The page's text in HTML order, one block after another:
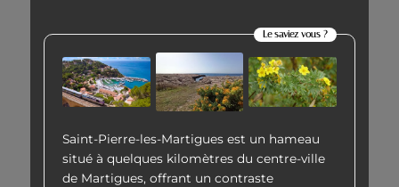
Le saviez vous ?
Saint-Pierre-les-Martigues est un hameau
situé à quelques kilomètres du centre-ville
de Martigues, offrant un contraste